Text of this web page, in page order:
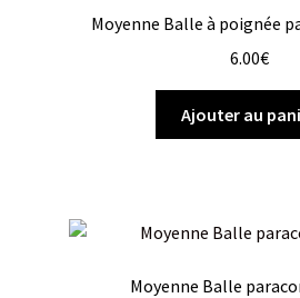
Moyenne Balle à poignée
6.00€
Ajouter au
Moyenne Balle